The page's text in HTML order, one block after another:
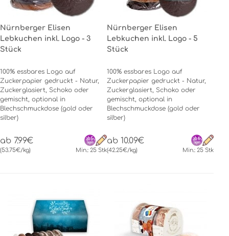
Nürnberger Elisen
Lebkuchen inkl. Logo - 3
Stück
100% essbares Logo auf
Zuckerpapier gedruckt - Natur,
Zuckerglasiert, Schoko oder
gemischt, optional in
Blechschmuckdose (gold oder
silber)
ab 7.99€
(53.75€/kg) Min.: 25 Stk
Nürnberger Elisen
Lebkuchen inkl. Logo - 5
Stück
100% essbares Logo auf
Zuckerpapier gedruckt - Natur,
Zuckerglasiert, Schoko oder
gemischt, optional in
Blechschmuckdose (gold oder
silber)
ab 10.09€
(42.25€/kg) Min.: 25 Stk